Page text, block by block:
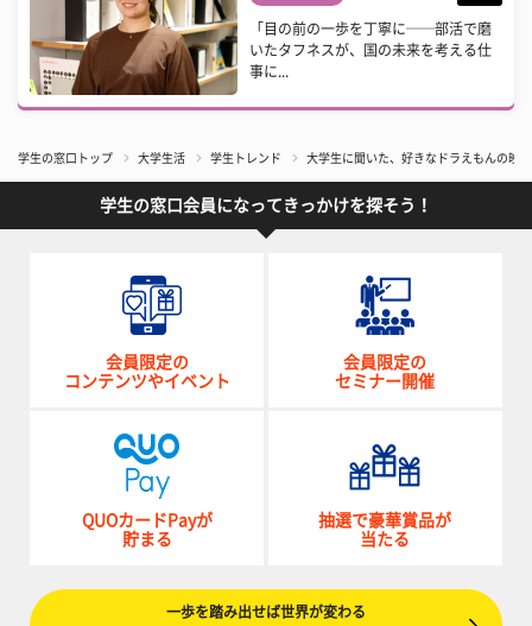
「目の前の一歩を丁寧に──部活で磨
いたタフネスが、国の未来を考える仕
事に...
学生の窓口トップ 大学生活 学生トレンド 大学生に聞いた、好きなドラえもんの映
学生の窓口会員になってきっかけを探そう！
会員限定の
コンテンツやイベント
会員限定の
セミナー開催
QUOカードPayが
貯まる
抽選で豪華賞品が
当たる
一歩を踏み出せば世界が変わる